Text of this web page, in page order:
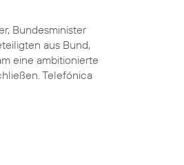
Bundesminister
aus Bund,
eine ambitionierte
Telefónica